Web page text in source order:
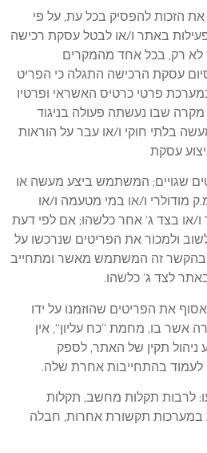
הזכות להפסיק בכל עת, על פי
באתר ו/או לבטל עסקת רכישה
רק, בכל אחד מהמקרים
עסקת הרכישה התגלה כי הפריט
פרטי כרטיס האשראי ופרטיו
שבו נעשתה פעולה בניגוד
בלתי חוקי ו/או עבר על הוראות
עסקת
שגויים; המשתמש ביצע מעשה או
מודולרי ו/או במי מטעמה ו/או
או בצד ג’ אחר כלשהו; אם לפי דעת
ולמכור את הפריטים שנרכשו על
בהקשר זה המשתמש מאשר ומתחייב
לצד ג’ כלשהו.
את הפריטים שהוזמנו על ידו
מקרה אשר בו, מחמת “כח עליון”, אין
תקין של האתר, לספק
בהתחייבות אחרת שלה.
לרבות תקלות מחשב, תקלות
במערכות תקשורת אחרות, חבלה